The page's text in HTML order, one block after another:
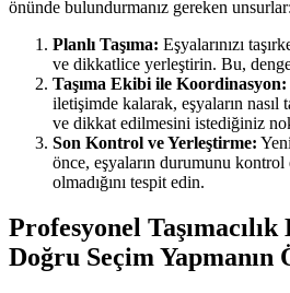
önünde bulundurmanız gereken unsurlar:
Planlı Taşıma: Eşyalarınızı
ve dikkatlice yerleştirin. Bu,
Taşıma Ekibi ile Koordinasyon:
iletişimde kalarak, eşyaların nasıl
ve dikkat edilmesini istediğiniz
Son Kontrol ve Yerleştirme:
önce, eşyaların durumunu
olmadığını tespit edin.
Profesyonel
Doğru Seçim Yapmanın